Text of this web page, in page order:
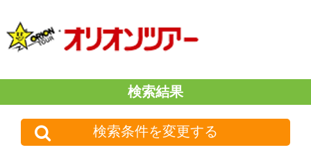
検索結果
検索条件を変更する